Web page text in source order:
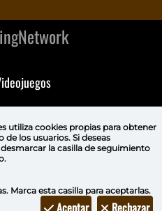
GAL
Portugal
utiliza cookies propiaspara obtener
de los usuarios. Si deseas
desmarcar la casilla de seguimiento
Marca esta casilla para aceptarlas.